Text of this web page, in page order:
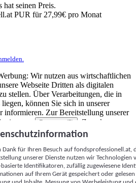
hat seinen Preis.
PUR für 27,99€ pro Monat
Wir nutzen aus wirtschaftlichen
Webseite Dritten als digitalen
stellen. Über Verarbeitungen, die in
können Sie sich in unserer
informieren. Zur Bereitstellung unserer
von
Partnern (5)
. Zwecke:
Inhalte, Messung von Werbeleistung
sowie Zielgruppenforschung.
Online-Kennungen (z. B. login-
generierte Kennungen,
können zusammen mit anderen
und Browserinformationen,
Dank für Ihren Besuch auf
unserer Dienste nutzen wir Technologien
basierte Identifikatoren, zufällig zugewiesene
auf Ihrem Gerät gespeichert oder